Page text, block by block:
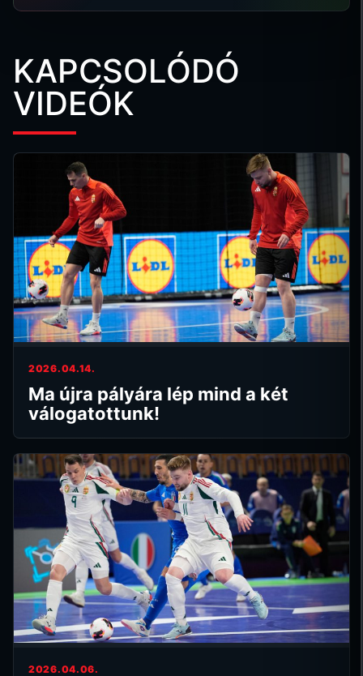
KAPCSOLÓDÓ
VIDEÓK
2026.04.14.
Ma újra pályára lép mind a két
válogatottunk!
2026.04.06.